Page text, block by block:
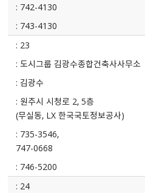
742-4130
743-4130
23
도시그룹 김광수종합건축사사무소
김광수
원주시 시청로 2, 5층
(무실동, LX 한국국토정보공사)
735-3546,
747-0668
746-5200
24